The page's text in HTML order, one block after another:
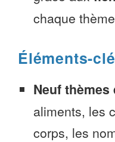
chaque
Éléments-
Neuf
aliments, les
corps, les